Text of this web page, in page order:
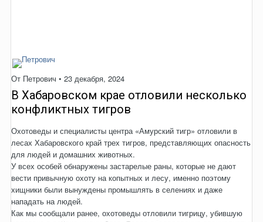
От Петрович • 23 декабря, 2024
В Хабаровском крае отловили несколько
конфликтных тигров
Охотоведы и специалисты центра «Амурский тигр» отловили в
лесах Хабаровского край трех тигров, представляющих опасность
для людей и домашних животных.
У всех особей обнаружены застарелые раны, которые не дают
вести привычную охоту на копытных и лесу, именно поэтому
хищники были вынуждены промышлять в селениях и даже
нападать на людей.
Как мы сообщали ранее, охотоведы отловили тигрицу, убившую